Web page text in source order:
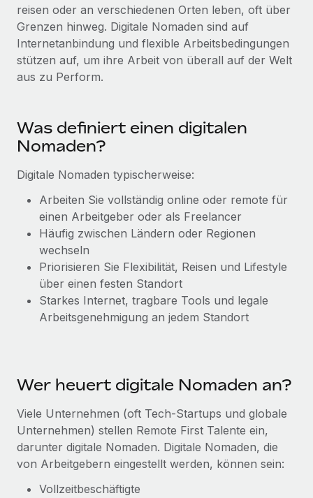
Globales Onboarding und Verwalten von
Freelancer:innen
PEO
Auslagern von komplexen HR-Aufgaben
Remote Embedded
Nahtlose Integration der HR in bestehende Abläufe
Plattform
Integrierte HR-Kernfunktionen für dein Team
Verknüpfen
Verknüpfung beliebiger KI-Tools mit Remote über unser
MCP
Integrationen
Prozessoptimierung mit unverzichtbaren Business-
Tools
Frag unsere Expert:innen
Hilfe von Expert:innen für globale HR & Compliance
Background-Checks
Einfacheres Bewerber:innen-Screening
Compliance Watchtower
WACHSTUMSPHASE
Startups
Agile HR- und Payroll-Lösungen für wachsende
Mittelstand
Maßgeschneiderte HR-Lösungen, um Teams zu
Globale HR für Konzerne und Großunternehmen
PARTNER WERDEN
Strategische Technologiepartner
Flexible Einbettung von Global-HR-Funktionen in deine
Plattform
Remote Build
Demnächst verfügbar
Beratung zu Integrationen und KI-Automatisierung
FALLSTUDIEN
Remote um 120 % vergrößert
Gesamtbeschäftigungskosten
Honorarzahlungen berechnen
Informationen zu möglichen Währungen und
Abwicklungsfristen für globale Freelancer:innen
LERNEN MIT REMOTE
Forschung und Leitfäden
Fallstudien
HR-Glossar
Checklisten und Vorlagen
Bibliothek für Stellenbeschreibungen
Webinare
Events
Hol dir Unterstützung
Alle Ressourcen anzeigen
Nederlands
Français
Español
Português (Portugal)
日本語
한국어
中文（简体）
Anmelden
reisen oder an verschiedenen Orten leben, oft über
Grenzen hinweg. Digitale Nomaden sind auf
Internetanbindung und flexible Arbeitsbedingungen
stützen auf, um ihre Arbeit von überall auf der Welt
aus zu Perform.
Was definiert einen digitalen
Nomaden?
Digitale Nomaden typischerweise:
Arbeiten Sie vollständig online oder remote für
einen Arbeitgeber oder als Freelancer
Häufig zwischen Ländern oder Regionen
wechseln
Priorisieren Sie Flexibilität, Reisen und Lifestyle
über einen festen Standort
Starkes Internet, tragbare Tools und legale
Arbeitsgenehmigung an jedem Standort
Wer heuert digitale Nomaden an?
Viele Unternehmen (oft Tech-Startups und globale
Unternehmen) stellen Remote First Talente ein,
darunter digitale Nomaden. Digitale Nomaden, die
von Arbeitgebern eingestellt werden, können sein:
Vollzeitbeschäftigte